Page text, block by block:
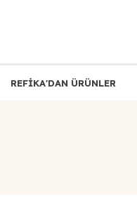
REFİKA'DAN ÜRÜNLER